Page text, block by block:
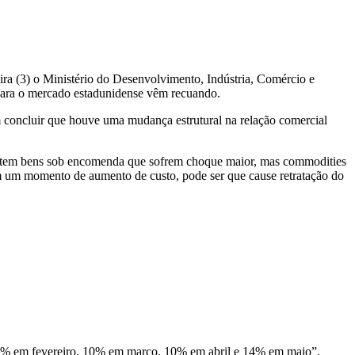
(3) o Ministério do Desenvolvimento, Indústria, Comércio e
o mercado estadunidense vêm recuando.
que houve uma mudança estrutural na relação comercial
bens sob encomenda que sofrem choque maior, mas commodities
momento de aumento de custo, pode ser que cause retratação do
em fevereiro, 10% em março, 10% em abril e 14% em maio”,